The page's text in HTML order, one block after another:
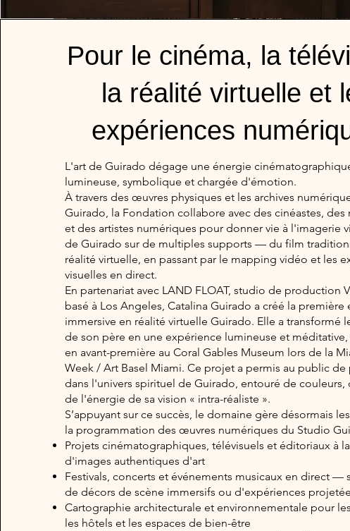
Pour le cinéma, la
la réalité virtuelle et
expériences
L'art de Guirado dégage une énergie
lumineuse, symbolique et chargée d'émotion.
À travers des œuvres physiques et les archives
Guirado, la Fondation collabore avec des cinéastes, des
et des artistes numériques pour donner vie à l'imagerie
de Guirado sur de multiples supports — du film
réalité virtuelle, en passant par le mapping vidéo et les
visuelles en direct.
En partenariat avec LAND FLOAT, studio de production
basé à Los Angeles, Catalina Guirado a créé la première
immersive en réalité virtuelle Guirado. Elle a transformé
de son père en une expérience lumineuse et
en avant-première au Coral Gables Museum lors de la
Week / Art Basel Miami. Ce projet a permis au public de
dans l'univers spirituel de Guirado, entouré de couleurs,
de l'énergie de sa vision « intra-réaliste ».
S’appuyant sur ce succès, le domaine gère désormais
la programmation des œuvres numériques du Studio
Projets cinématographiques, télévisuels et éditoriaux à
d'images authentiques d'art
Festivals, concerts et événements musicaux en direct —
de décors de scène immersifs ou d'expériences
Cartographie architecturale et environnementale pour
les hôtels et les espaces de bien-être